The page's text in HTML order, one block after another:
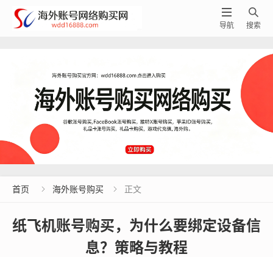

搜索

导航
首页  海外账号购买  正文
纸飞机账号购买，为什么要绑定设备信
息？策略与教程